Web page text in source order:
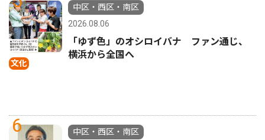
文化
中区・西区・南区
2026.08.06
「ゆず色」のオシロイバナ ファン通じ、
横浜から全国へ
6
中区・西区・南区